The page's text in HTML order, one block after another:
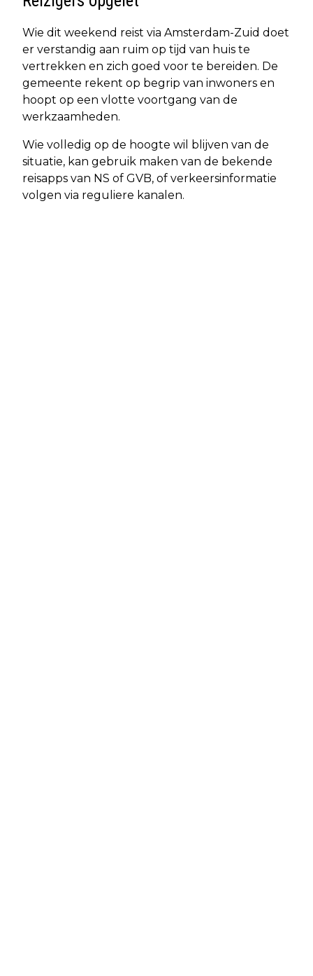
Wie dit weekend reist via Amsterdam-Zuid doet
er verstandig aan ruim op tijd van huis te
vertrekken en zich goed voor te bereiden. De
gemeente rekent op begrip van inwoners en
hoopt op een vlotte voortgang van de
werkzaamheden.
Wie volledig op de hoogte wil blijven van de
situatie, kan gebruik maken van de bekende
reisapps van NS of GVB, of verkeersinformatie
volgen via reguliere kanalen.